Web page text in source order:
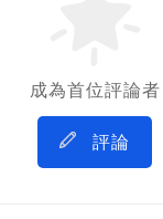
成為首位評論者
評論